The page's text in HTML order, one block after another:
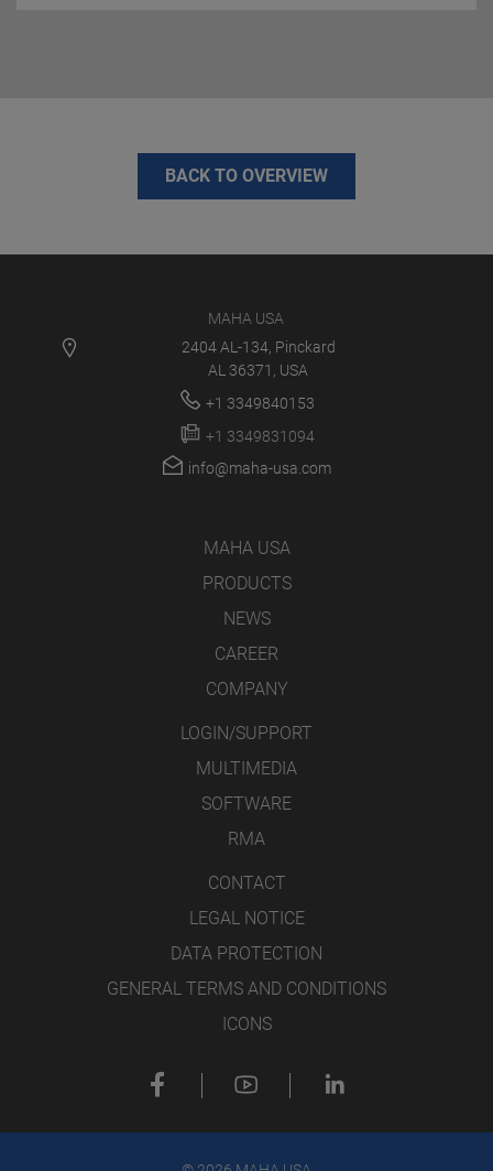
BACK TO OVERVIEW
MAHA USA
2404 AL-134, Pinckard
AL 36371, USA
+1 3349840153
+1 3349831094
info@maha-usa.com
MAHA USA
PRODUCTS
NEWS
CAREER
COMPANY
LOGIN/SUPPORT
MULTIMEDIA
SOFTWARE
RMA
CONTACT
LEGAL NOTICE
DATA PROTECTION
GENERAL TERMS AND CONDITIONS
ICONS